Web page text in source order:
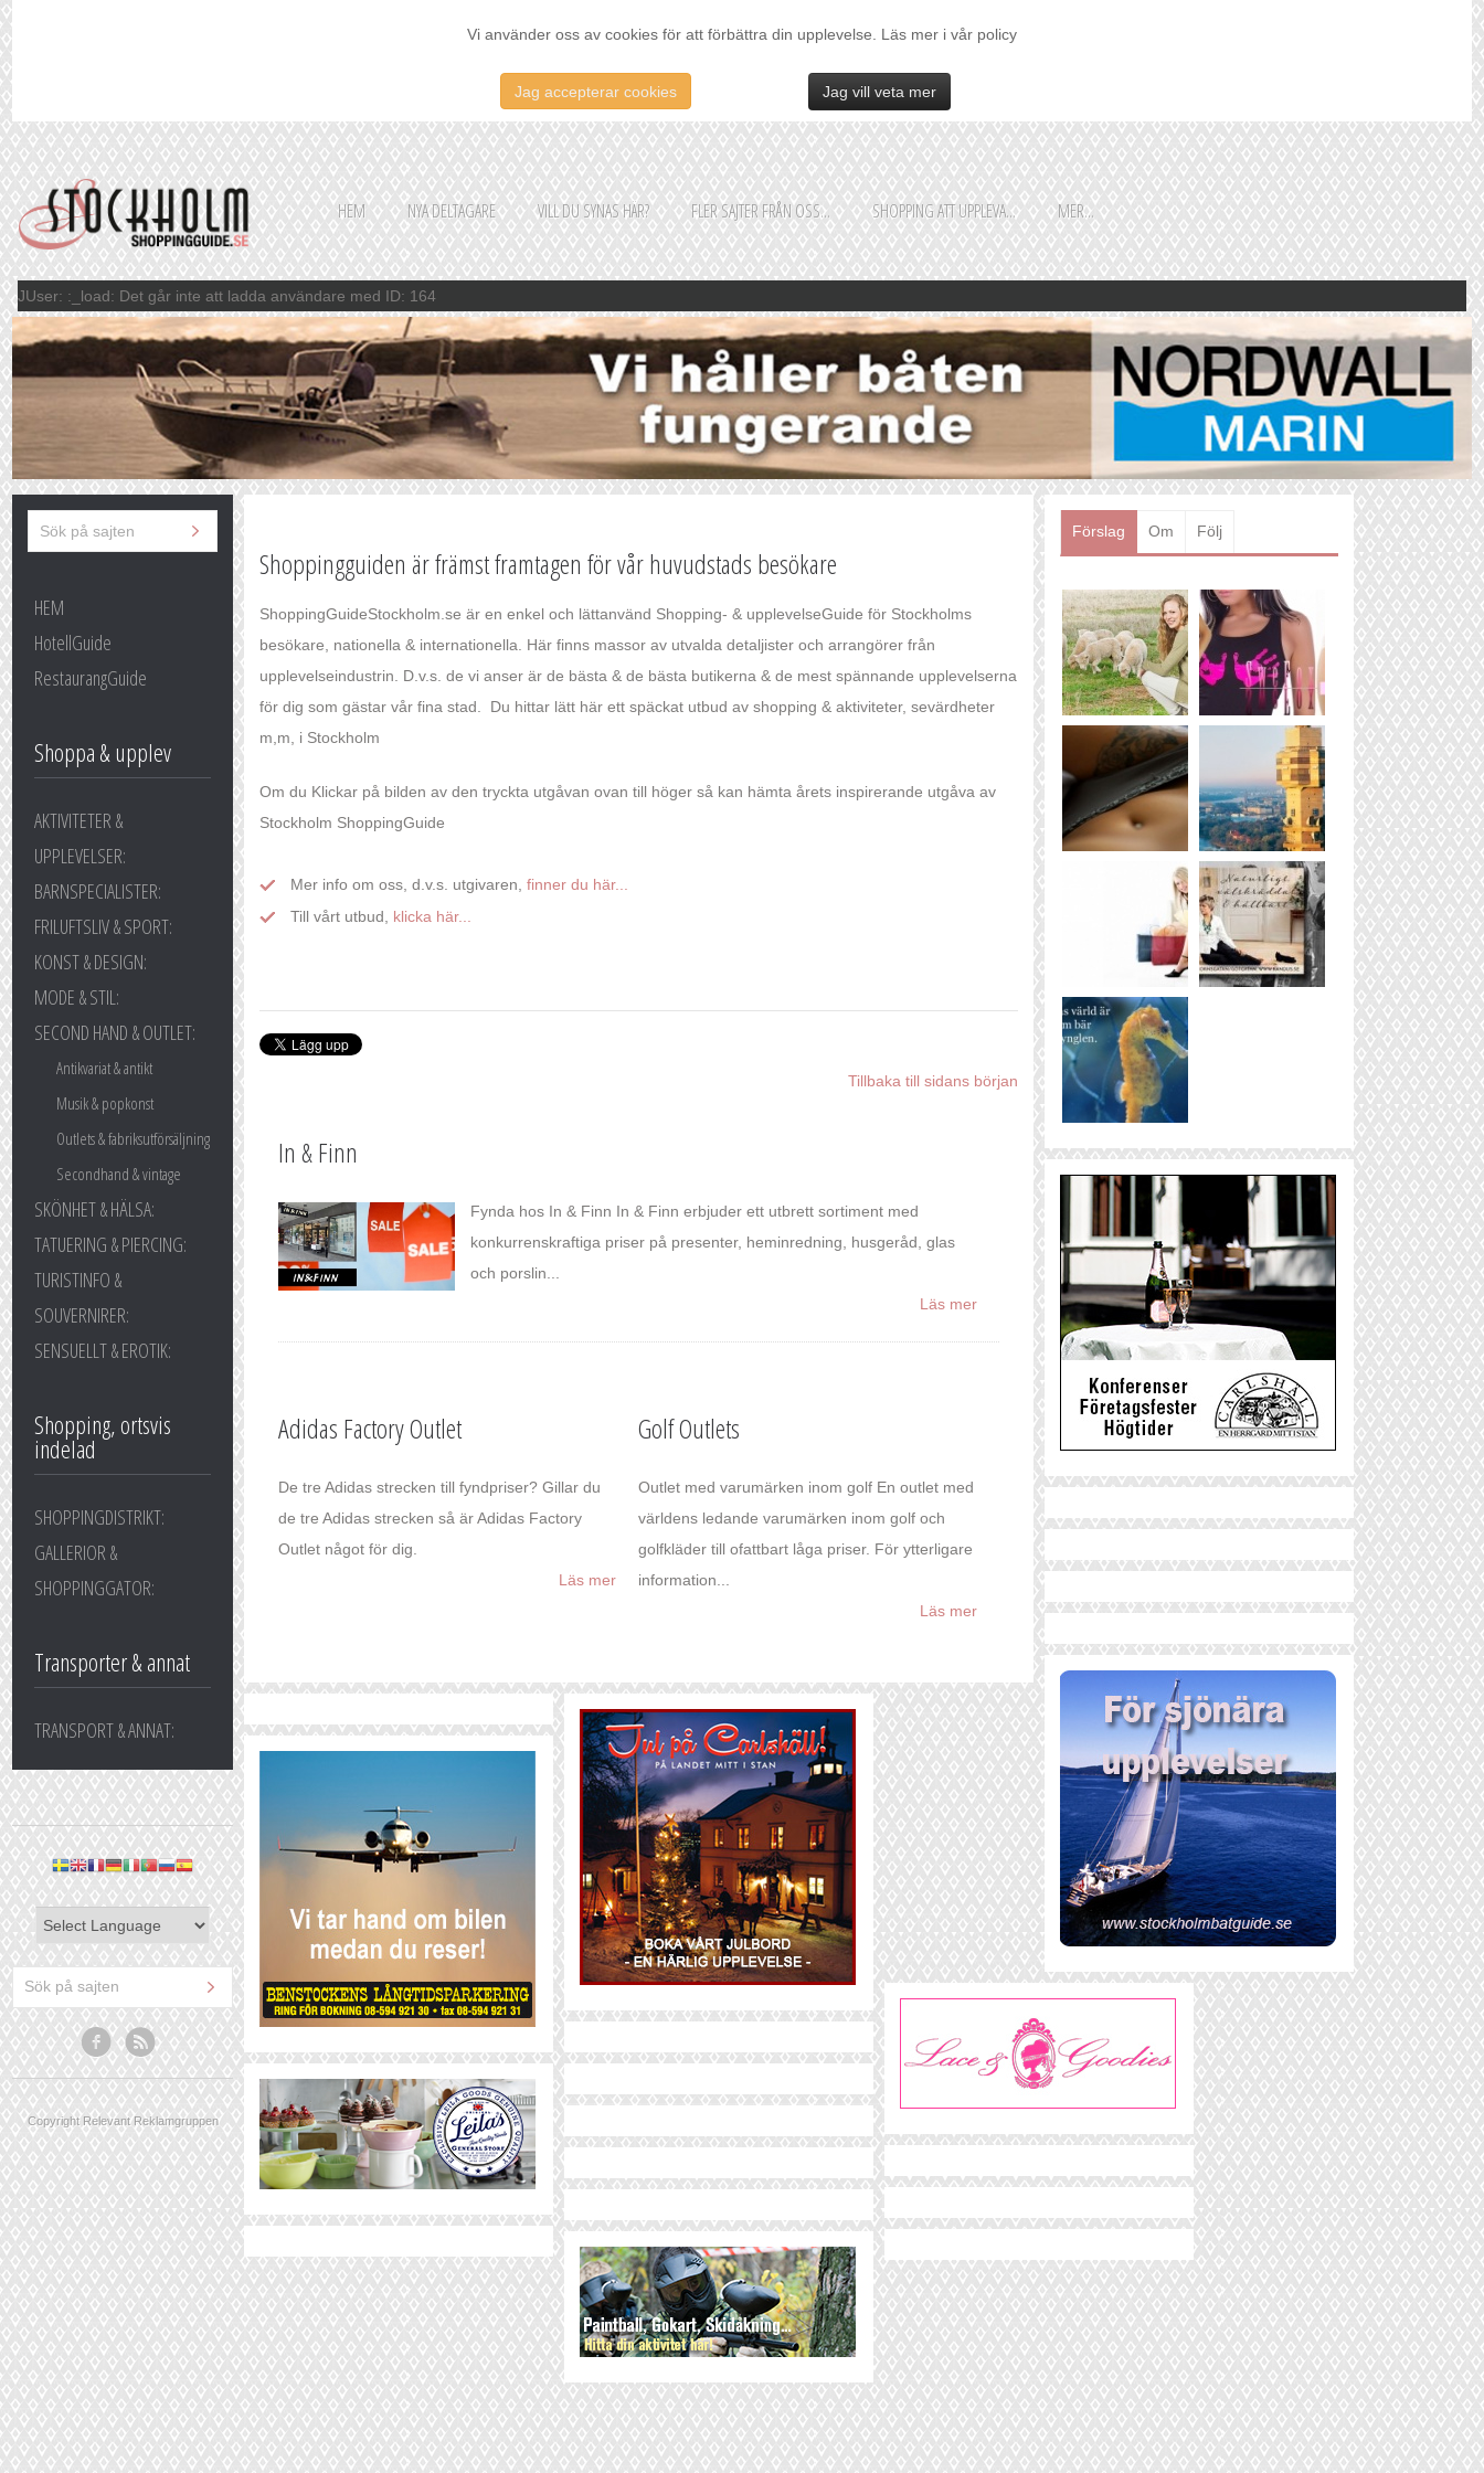
Vi använder oss av cookies för att förbättra din upplevelse. Läs mer i vår policy
Jag accepterar cookies Jag vill veta mer
HEM NYA DELTAGARE VILL DU SYNAS HÄR? FLER SAJTER FRÅN OSS... SHOPPING ATT UPPLEVA... MER...
JUser: :_load: Det går inte att ladda användare med ID: 164
HEM
HotellGuide
RestaurangGuide
Shoppa & upplev
AKTIVITETER &
UPPLEVELSER:
BARNSPECIALISTER:
FRILUFTSLIV & SPORT:
KONST & DESIGN:
MODE & STIL:
SECOND HAND & OUTLET:
Antikvariat & antikt
Musik & popkonst
Outlets & fabriksutförsäljning
Secondhand & vintage
SKÖNHET & HÄLSA:
TATUERING & PIERCING:
TURISTINFO &
SOUVERNIRER:
SENSUELLT & EROTIK:
Shopping, ortsvis
indelad
SHOPPINGDISTRIKT:
GALLERIOR &
SHOPPINGGATOR:
Transporter & annat
TRANSPORT & ANNAT:
Copyright Relevant Reklamgruppen
Shoppingguiden är främst framtagen för vår huvudstads besökare
ShoppingGuideStockholm.se är en enkel och lättanvänd Shopping- & upplevelseGuide för Stockholms
besökare, nationella & internationella. Här finns massor av utvalda detaljister och arrangörer från
upplevelseindustrin. D.v.s. de vi anser är de bästa & de bästa butikerna & de mest spännande upplevelserna
för dig som gästar vår fina stad. Du hittar lätt här ett späckat utbud av shopping & aktiviteter, sevärdheter
m,m, i Stockholm
Om du Klickar på bilden av den tryckta utgåvan ovan till höger så kan hämta årets inspirerande utgåva av
Stockholm ShoppingGuide
Mer info om oss, d.v.s. utgivaren, finner du här...
Till vårt utbud, klicka här...
Tillbaka till sidans början
In & Finn
Fynda hos In & Finn In & Finn erbjuder ett utbrett sortiment med
konkurrenskraftiga priser på presenter, heminredning, husgeråd, glas
och porslin...
Läs mer
Adidas Factory Outlet
De tre Adidas strecken till fyndpriser? Gillar du
de tre Adidas strecken så är Adidas Factory
Outlet något för dig.
Läs mer
Golf Outlets
Outlet med varumärken inom golf En outlet med
världens ledande varumärken inom golf och
golfkläder till ofattbart låga priser. För ytterligare
information...
Läs mer
Förslag Om Följ